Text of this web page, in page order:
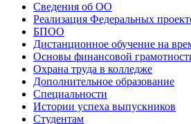
Сведения об ОО
Реализация Федеральных
БПОО
Дистанционное обучение на
Основы финансовой
Охрана труда в колледже
Дополнительное образование
Специальности
Истории успеха выпускников
Студентам